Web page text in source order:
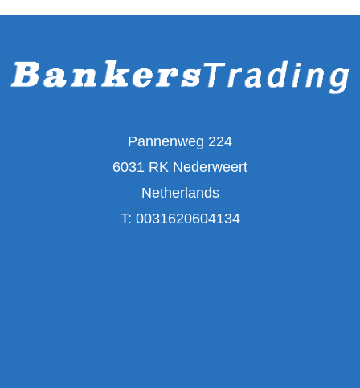
Pannenweg 224
6031 RK Nederweert
Netherlands
T: 0031620604134